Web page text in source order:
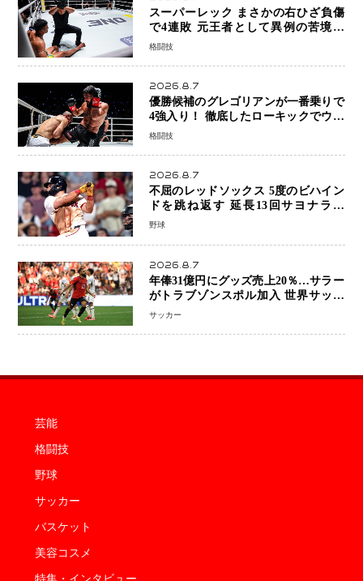
スーパーレック まさかの右ひざ負傷
で4連敗 元王者として異例の苦境…
「アクシデント」でも消えない危険信
格闘技
2026.8.7
優勝候補のグレゴリアンが一番乗りで
4強入り！ 徹底したローキックでウス
ビャンを攻略、判定勝利
格闘技
2026.8.7
不屈のレッドソックス 5度のビハイン
ドを跳ね返す 延長13回サヨナラ勝
ち 吉田正尚選手も2安打1打点で貢献 4
野球
2026.8.7
年俸31億円にグッズ売上20％…サラー
がトラブゾンスポル加入 世界サッカ
ーは「五大リーグ一強」から新時代へ
サッカー
芸能
格闘技
野球
サッカー
バスケット
美容コスメ